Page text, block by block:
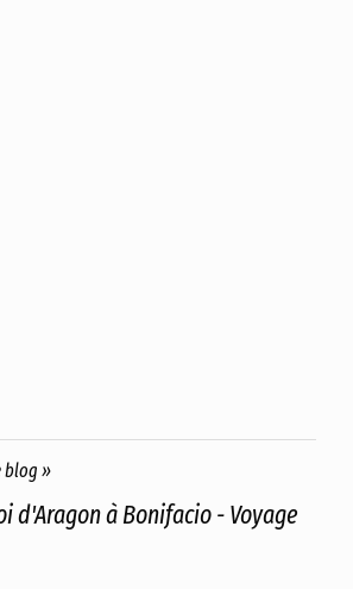
blog »
d'Aragon à Bonifacio - Voyage